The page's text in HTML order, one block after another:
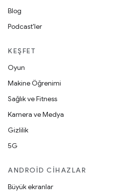
Blog
Podcast'ler
KEŞFET
Oyun
Makine Öğrenimi
Sağlık ve Fitness
Kamera ve Medya
Gizlilik
5G
ANDROID CIHAZLAR
Büyük ekranlar